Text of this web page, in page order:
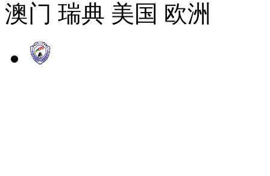
澳门 瑞典 美国 欧洲